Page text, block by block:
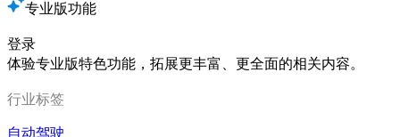
专业版功能
登录
体验专业版特色功能，拓展更丰富、更全面的相关内容。
行业标签
自动驾驶